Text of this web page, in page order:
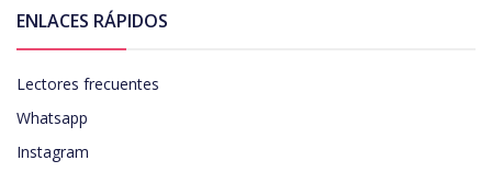
ENLACES RÁPIDOS
Lectores frecuentes
Whatsapp
Instagram